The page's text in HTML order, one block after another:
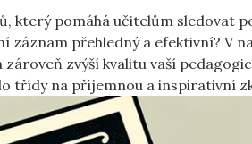
​který pomáhá učitelům sledovat
záznam přehledný a‍ efektivní? ⁣V
zvýší kvalitu ‍vaší
třídy na příjemnou a inspirativní​